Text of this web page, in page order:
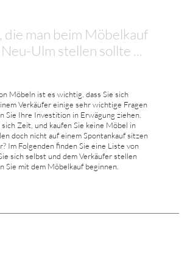
die man beim Möbelkauf
Ulm stellen sollte ...
Möbeln ist es wichtig, dass Sie sich
Verkäufer einige sehr wichtige Fragen
Sie Ihre Investition in Erwägung ziehen.
sich Zeit, und kaufen Sie keine Möbel in
doch nicht auf einem Spontankauf sitzen
Im Folgenden finden Sie eine Liste von
sich selbst und dem Verkäufer stellen
Sie mit dem Möbelkauf beginnen.